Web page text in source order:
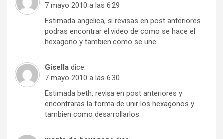
7 mayo 2010 a las 6:29
Estimada angelica, si revisas en post anteriores
podras encontrar el video de como se hace el
hexagono y tambien como se une.
Gisella dice:
7 mayo 2010 a las 6:30
Estimada beth, revisa en post anteriores y
encontraras la forma de unir los hexagonos y
tambien como desarrollarlos.